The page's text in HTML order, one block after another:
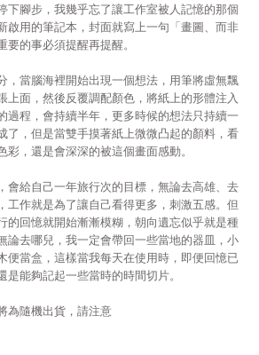
下腳步，我幾乎忘了讓工作室被人記憶的那個
啟用的筆記本，封面就寫上一句「畫圖、而非
的事必須提醒再提醒。
，當腦海裡開始出現一個想法，用筆將虛無飄
上面，然後反覆調配顏色，將紙上的形體注入
過程，會持續半年，更多時候的想法只持續一
了，但是當雙手摸著紙上微微凸起的顏料，看
彩，還是會深深的被這個畫面感動。
會給自己一年旅行次的目標，無論去高雄、去
工作就是為了讓自己看得更多，刺激五感。但
的回憶就開始漸漸模糊，朝向遺忘似乎就是種
論去哪兒，我一定會帶回一些當地的器皿，小
便當盒，這樣當我每天在使用時，即便回憶已
能夠記起一些當時的時間切片。
為隨機出貨，請注意